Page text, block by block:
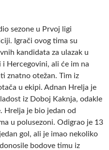
sezone u Prvoj ligi
Igrači ovog tima su
kandidata za ulazak u
Hercegovini, ali će im na
znatno otežan. Tim iz
u ekipi. Adnan Hrelja je
iz Doboj Kaknja, odakle
Hrelja je bio jedan od
u polusezoni. Odigrao je 13
gol, ali je imao nekoliko
bodove timu iz